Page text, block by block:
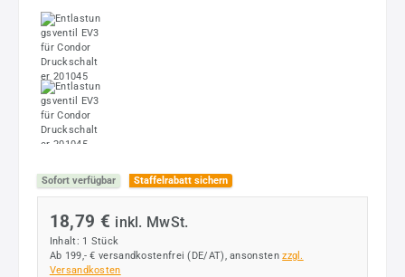
Sofort verfügbar Staffelrabatt sichern
18,79 € inkl. MwSt.
Inhalt: 1 Stück
Ab 199,- € versandkostenfrei (DE/AT), ansonstenzzgl.
Versandkosten